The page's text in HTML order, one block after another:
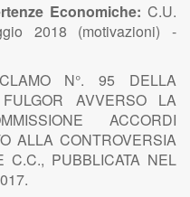
Economiche: C.U.
2018 (motivazioni) -
N°. 95 DELLA
AVVERSO LA
ACCORDI
ALLA CONTROVERSIA
C.C., PUBBLICATA NEL